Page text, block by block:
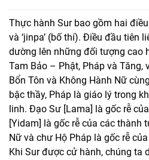
Thực hành Sur bao gồm hai điều
và ‘jinpa’ (bố thí). Điều đầu tiên
dường lên những đối tượng cao
Tam Bảo – Phật, Pháp và Tăng,
Bổn Tôn và Không Hành Nữ
bậc thầy, Pháp là giáo lý trong
linh. Đạo Sư [Lama] là gốc rễ
[Yidam] là gốc rễ của các thành
Nữ và chư Hộ Pháp là gốc rễ
Khi Sur được cử hành, chúng ta